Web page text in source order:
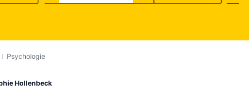
Psychologie
Hollenbeck